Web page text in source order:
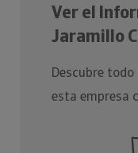
Ver el
Jaramillo
Descubre
esta empresa